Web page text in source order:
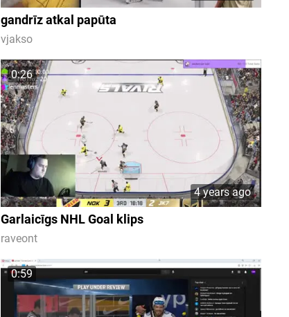
gandrīz atkal papūta
vjakso
0:26
4 years ago
Garlaicīgs NHL Goal klips
raveont
0:59